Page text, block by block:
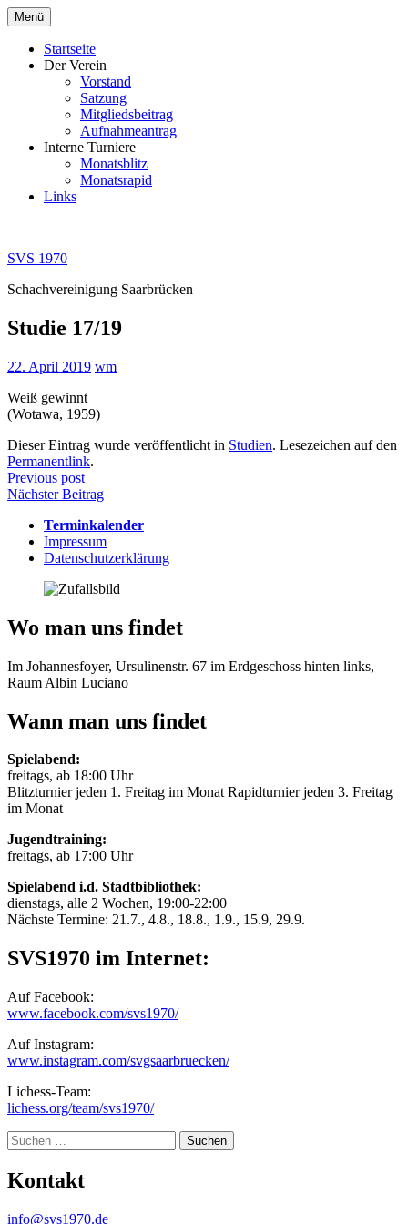
Zum
Inhalt
springen
Menü
Startseite
Der Verein
Vorstand
Satzung
Mitgliedsbeitrag
Aufnahmeantrag
Interne Turniere
Monatsblitz
Monatsrapid
Links
SVS 1970
Schachvereinigung Saarbrücken
Studie 17/19
22. April 2019 wm
Weiß gewinnt
(Wotawa, 1959)
Dieser Eintrag wurde veröffentlicht in Studien. Lesezeichen auf den
Permanentlink.
Beitragsnavigation
Previous post
Nächster Beitrag
Terminkalender
Impressum
Datenschutzerklärung
Wo man uns findet
Im Johannesfoyer, Ursulinenstr. 67 im Erdgeschoss hinten links,
Raum Albin Luciano
Wann man uns findet
Spielabend:
freitags, ab 18:00 Uhr
Blitzturnier jeden 1. Freitag im Monat Rapidturnier jeden 3. Freitag
im Monat
Jugendtraining:
freitags, ab 17:00 Uhr
Spielabend i.d. Stadtbibliothek:
dienstags, alle 2 Wochen, 19:00-22:00
Nächste Termine: 21.7., 4.8., 18.8., 1.9., 15.9, 29.9.
SVS1970 im Internet:
Auf Facebook:
www.facebook.com/svs1970/
Auf Instagram:
www.instagram.com/svgsaarbruecken/
Lichess-Team:
lichess.org/team/svs1970/
Suche
Kontakt
info@svs1970.de